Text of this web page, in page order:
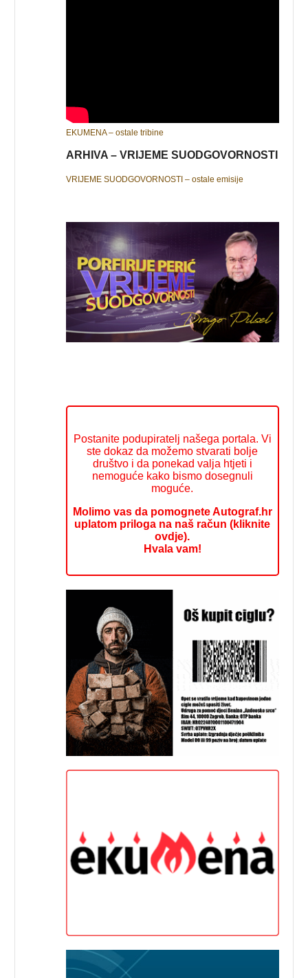
EKUMENA – ostale tribine
ARHIVA – VRIJEME SUODGOVORNOSTI
VRIJEME SUODGOVORNOSTI – ostale emisije
Postanite podupiratelj našega portala. Vi
ste dokaz da možemo stvarati bolje
društvo i da ponekad valja htjeti i
nemoguće kako bismo dosegnuli
moguće.
Molimo vas da pomognete Autograf.hr
uplatom priloga na naš račun (kliknite
ovdje).
Hvala vam!